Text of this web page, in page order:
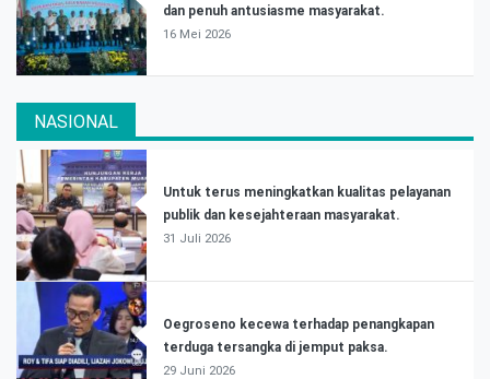
dan penuh antusiasme masyarakat.
16 Mei 2026
NASIONAL
Untuk terus meningkatkan kualitas pelayanan
publik dan kesejahteraan masyarakat.
31 Juli 2026
Oegroseno kecewa terhadap penangkapan
terduga tersangka di jemput paksa.
29 Juni 2026